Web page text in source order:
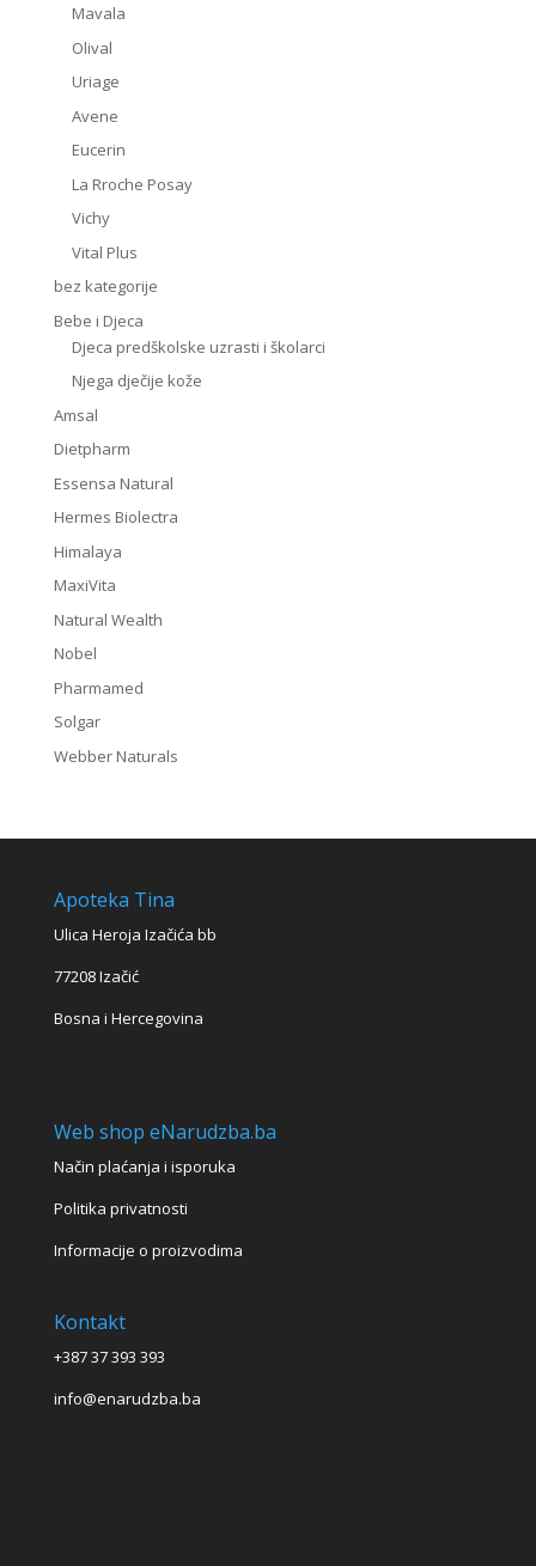
Mavala
Olival
Uriage
Avene
Eucerin
La Rroche Posay
Vichy
Vital Plus
bez kategorije
Bebe i Djeca
Djeca predškolske uzrasti i školarci
Njega dječije kože
Amsal
Dietpharm
Essensa Natural
Hermes Biolectra
Himalaya
MaxiVita
Natural Wealth
Nobel
Pharmamed
Solgar
Webber Naturals
Apoteka Tina
Ulica Heroja Izačića bb
77208 Izačić
Bosna i Hercegovina
Web shop eNarudzba.ba
Način plaćanja i isporuka
Politika privatnosti
Informacije o proizvodima
Kontakt
+387 37 393 393
info@enarudzba.ba